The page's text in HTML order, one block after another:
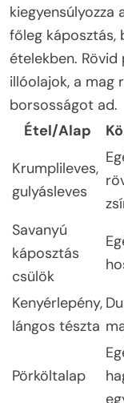
főleg káposztás,
ételekben.
illóolajok, a mag
borsosságot ad.
Étel/Alap
Krumplileves,
gulyásleves
Savanyú
káposztás
csülök
Kenyérlepény,
lángos tészta
Pörköltalap